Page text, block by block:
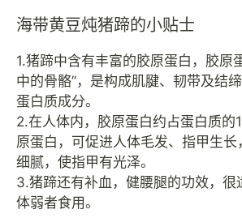
海带黄豆炖猪蹄的小贴士
1.猪蹄中含有丰富的胶原蛋白，胶原
中的骨骼”，是构成肌腱、韧带及结
蛋白质成分。
2.在人体内，胶原蛋白约占蛋白质的
原蛋白，可促进人体毛发、指甲生长
细腻，使指甲有光泽。
3.猪蹄还有补血，健腰腿的功效，很
体弱者食用。